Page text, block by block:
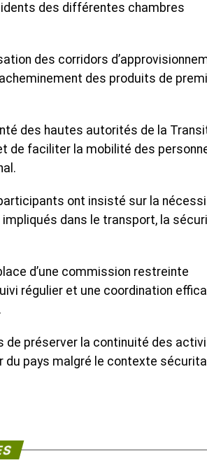
des différentes chambres
des corridors
des produits de
des hautes autorités de la
de faciliter la mobilité des
ont insisté sur la
dans le transport, la
d’une commission restreinte
régulier et une coordination
préserver la continuité des
du pays malgré le contexte